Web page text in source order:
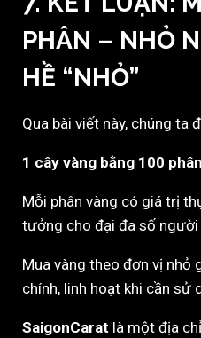
PHÂN – NHỎ
HỀ “NHỎ”
Qua bài viết này, chúng ta
1 cây vàng bằng 100 phân
Mỗi phân vàng có giá trị
tưởng cho đại đa số
Mua vàng theo đơn vị nhỏ
chính, linh hoạt khi cần sử
SaigonCarat là một địa